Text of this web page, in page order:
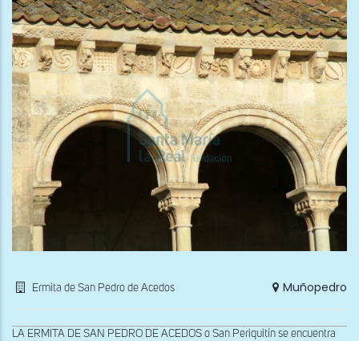
Ermita de San Pedro de Acedos Muñopedro
LA ERMITA DE SAN PEDRO DE ACEDOS o San Periquitín se encuentra